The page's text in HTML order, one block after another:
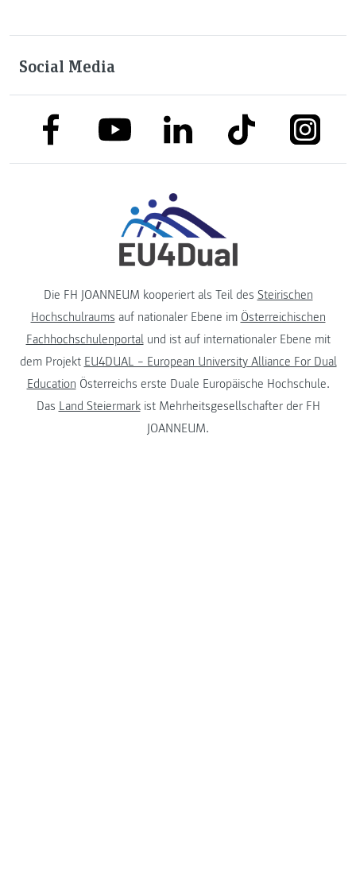
Social Media
link to facebooklink to youtubelink to linkedinlink to tiktok link to
Die FH JOANNEUM kooperiert als Teil des Steirischen
Hochschulraums auf nationaler Ebene im Österreichischen
Fachhochschulenportalund ist auf internationaler Ebene mit
dem Projekt EU4DUAL – European University Alliance For Dual
Education Österreichs erste Duale Europäische Hochschule.
Das Land Steiermarkist Mehrheitsgesellschafter der FH
JOANNEUM.